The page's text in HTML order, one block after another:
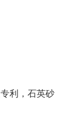
利，石英砂